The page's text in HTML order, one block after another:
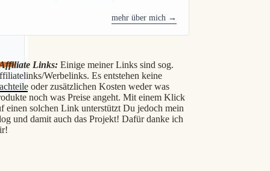
mehr über mich →
Links: Einige meiner Links sind sog.
Werbelinks. Es entstehen keine
oder zusätzlichen Kosten weder was
noch was Preise angeht. Mit einem Klick
einen solchen Link unterstützt Du jedoch mein
und damit auch das Projekt! Dafür danke ich